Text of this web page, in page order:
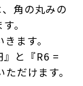
角の丸みの
。
ます。
と『R6 =
だけます。